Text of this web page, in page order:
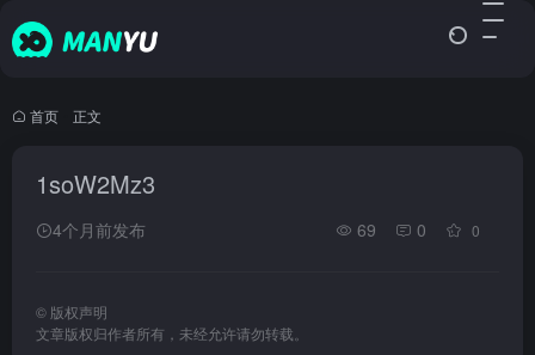
首页 正文
1soW2Mz3
4个月前发布 69 0 0
© 版权声明
文章版权归作者所有，未经允许请勿转载。